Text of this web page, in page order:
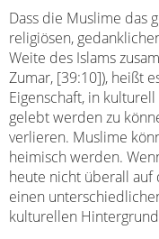
Dass die Muslime das
religiösen,
Weite des Islams
Zumar, [39:10]), heißt
Eigenschaft, in
gelebt werden zu
verlieren. Muslime
heimisch werden.
heute nicht überall
einen
kulturellen